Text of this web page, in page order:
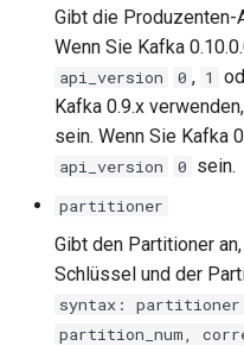
upload-progress
upload
upstream-fair
upstream-jdomain
upsync
Gibt die Produzenten-
Wenn Sie Kafka
api_version 0 , 1
Kafka 0.9.x
sein. Wenn Sie Kafka
api_version 0 sein.
partitioner
Gibt den Partitioner
Schlüssel und der
syntax:
partition_num,